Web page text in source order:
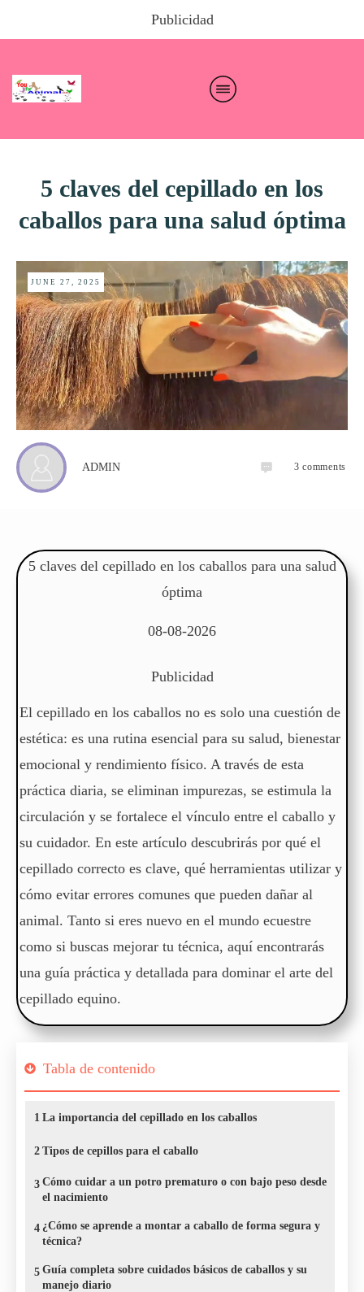
Publicidad
5 claves del cepillado en los
caballos para una salud óptima
JUNE 27, 2025
ADMIN 3 comments
5 claves del cepillado en los caballos para una salud
óptima
08-08-2026
Publicidad
El cepillado en los caballos no es solo una cuestión de
estética: es una rutina esencial para su salud, bienestar
emocional y rendimiento físico. A través de esta
práctica diaria, se eliminan impurezas, se estimula la
circulación y se fortalece el vínculo entre el caballo y
su cuidador. En este artículo descubrirás por qué el
cepillado correcto es clave, qué herramientas utilizar y
cómo evitar errores comunes que pueden dañar al
animal. Tanto si eres nuevo en el mundo ecuestre
como si buscas mejorar tu técnica, aquí encontrarás
una guía práctica y detallada para dominar el arte del
cepillado equino.
Tabla de contenido
1 La importancia del cepillado en los caballos
2 Tipos de cepillos para el caballo
3 Cómo cuidar a un potro prematuro o con bajo peso desde
el nacimiento
4 ¿Cómo se aprende a montar a caballo de forma segura y
técnica?
5 Guía completa sobre cuidados básicos de caballos y su
manejo diario